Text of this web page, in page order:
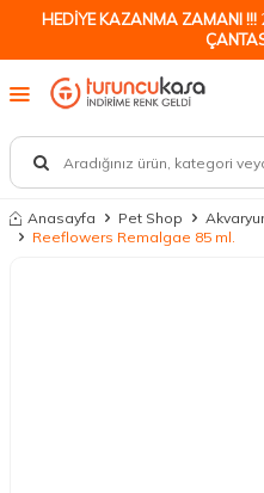
HEDİYE KAZANMA ZAMANI !!!
Anasayfa Pet Shop
Reeflowers Remalgae 85 ml.